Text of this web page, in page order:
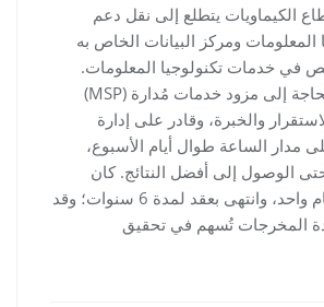
الكيماويات يتطلع إلى نقل دعم
المعلومات ومركز البيانات الخاص به
خدمات تكنولوجيا المعلومات.
كانت المؤسسة بحاجة إلى مزود خدمات مُدارة (MSP)
والخبرة، وقادر على إدارة
مدار الساعة طوال أيام الأسبوع،
الوصول إلى أفضل النتائج. كان
المشروع لمدة عام واحد، وانتهى بعقد لمدة 6 سنوات؛ وقد
المخرجات تُسهم في تحقيق